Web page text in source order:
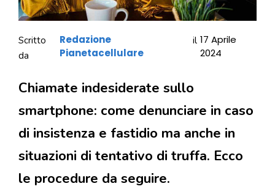
Scritto
da
Redazione
Pianetacellulare
il 17 Aprile
2024
Chiamate indesiderate sullo
smartphone: come denunciare in caso
di insistenza e fastidio ma anche in
situazioni di tentativo di truffa. Ecco
le procedure da seguire.